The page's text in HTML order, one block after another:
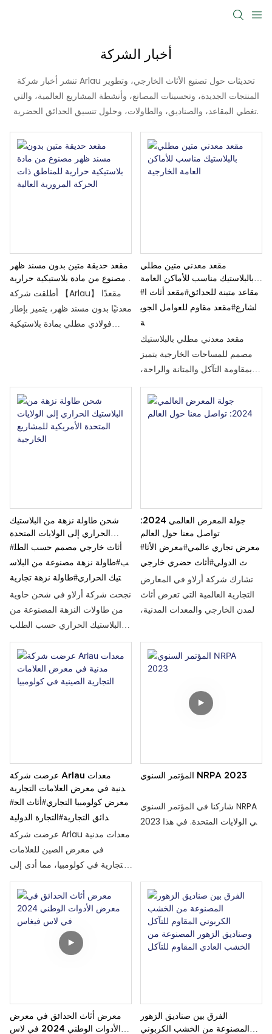
أخبار الشركة
تنشر أخبار شركة Arlau تحديثات حول تصنيع الأثاث الخارجي، وتطوير
المنتجات الجديدة، وتحسينات المصانع، وأنشطة المشاريع العالمية، والتي
تغطي المقاعد، والصناديق، والطاولات، وحلول تنسيق الحدائق الحضرية.
مقعد حديقة متين بدون مسند ظهر
مصنوع من مادة بلاستيكية حرارية
للمناطق ذات الحركة المرورية
العالية
أطلقت شركة 【Arlau】 مقعدًا
معدنيًا بدون مسند ظهر، يتميز بإطار
فولاذي مطلي بمادة بلاستيكية
وحمايته من الكتابة على الجدران،
وتصميمه الذي يسمح بتصريف
المياه بسرعة، مما يجعله مناسبًا
للحدائق والمدارس والمناطق
التجارية.
مقعد معدني متين مطلي
بالبلاستيك مناسب للأماكن العامة
الخارجية
#مقاعد متينة للحدائق#مقعد أثاث ا
لشارع#مقعد مقاوم للعوامل الجوي
ة
مقعد معدني مطلي بالبلاستيك
مصمم للمساحات الخارجية يتميز
بمقاومة التآكل والمتانة والراحة،
وهو مناسب للحدائق والمجتمعات
والأماكن العامة.
شحن طاولة نزهة من البلاستيك
الحراري إلى الولايات المتحدة
الأمريكية للمشاريع الخارجية
#أثاث خارجي مصمم حسب الطل
ب#طاولة نزهة مصنوعة من البلاس
تيك الحراري#طاولة نزهة تجارية
نجحت شركة أرلاو في شحن حاوية
من طاولات النزهة المصنوعة من
البلاستيك الحراري حسب الطلب
إلى الولايات المتحدة. وتؤكد هذه
الشحنة على جودة منتجات الشركة
العالية.
جولة المعرض العالمي 2024:
تواصل معنا حول العالم
#معرض تجاري عالمي#معرض الأثا
ث الدولي#أثاث حضري خارجي
تشارك شركة أرلاو في المعارض
التجارية العالمية التي تعرض أثاث
المدن الخارجي والمعدات المدنية،
الأعمال.
عرضت شركة Arlau معدات
مدنية في معرض العلامات التجارية
الصينية في كولومبيا#معرض كولومبيا التجاري#أثاث الح
دائق التجارية#التجارة الدولية
عرضت شركة Arlau معدات مدنية
في معرض الصين للعلامات
التجارية في كولومبيا، مما أدى إلى
تأمين شراكات طويلة الأمد وتوسيع
المؤتمر السنوي NRPA 2023
شاركنا في المؤتمر السنوي NRPA
2023 في الولايات المتحدة. في هذا
بالحرارة، والمقاعد الخارجية
المطلية بالحرارة، وصناديق القمامة
المطلية بالحرارة.
معرض أثاث الحدائق في معرض
الأدوات الوطني 2024 في لاس
الفرق بين صناديق الزهور
المصنوعة من الخشب الكربوني